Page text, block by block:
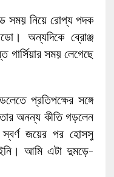
সময় নিয়ে রোপ্য পদক
অন্যদিকে ব্রোঞ্জ
গার্সিয়ার সময় লেগেছে
প্রতিপক্ষের সঙ্গে
অনন্য কীতি গড়লেন
স্বর্ণ জয়ের পর হোসসু
আমি এটা দুমড়ে-